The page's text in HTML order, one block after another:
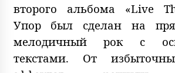
второго альбома «Live
Упор был сделан на
мелодичный рок с
текстами. От